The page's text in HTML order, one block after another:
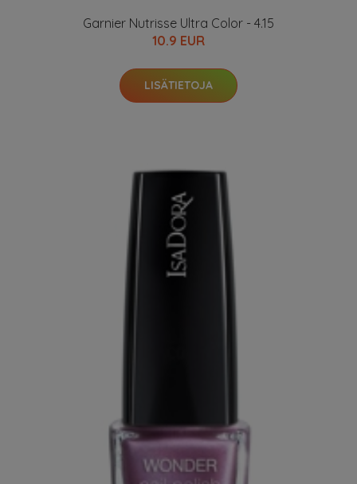
Garnier Nutrisse Ultra Color - 4.15
10.9 EUR
LISÄTIETOJA